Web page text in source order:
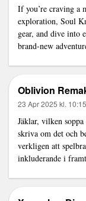
If you’re craving a
exploration, Soul
gear, and dive into
brand-new
Oblivion
23 Apr 2025 kl. 10:15
Jäklar, vilken
skriva om det och
verkligen att
inkluderande i